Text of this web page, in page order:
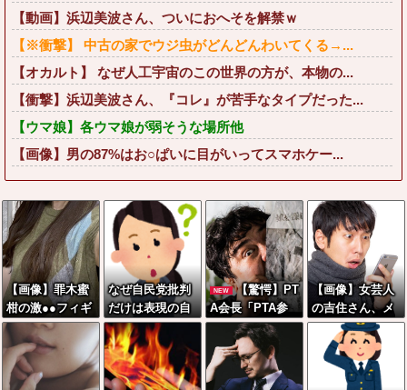
【動画】浜辺美波さん、ついにおへそを解禁ｗ
【※衝撃】 中古の家でウジ虫がどんどんわいてくる→...
【オカルト】 なぜ人工宇宙のこの世界の方が、本物の...
【衝撃】浜辺美波さん、『コレ』が苦手なタイプだった...
【ウマ娘】各ウマ娘が弱そうな場所他
【画像】男の87%はお○ぱいに目がいってスマホケー...
【画像】罪木蜜
柑の激●●フィギ
ュアwwwwwww
w
なぜ自民党批判
だけは表現の自
由ではないのか
NEW
【驚愕】PT
A会長「PTA参
加拒否した親へ
最終警告。こう
なってもい
い？」←コレは
【画像】女芸人
の吉住さん、メ
イクしたら普通
に美人の部類だ
った→ご覧くだ
さいw w w w w